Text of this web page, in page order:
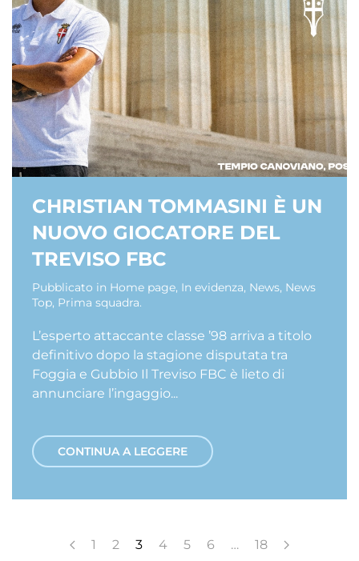
CHRISTIAN TOMMASINI È UN
NUOVO GIOCATORE DEL
TREVISO FBC
Pubblicato in Home page, In evidenza, News, News
Top, Prima squadra.
L’esperto attaccante classe ’98 arriva a titolo
definitivo dopo la stagione disputata tra
Foggia e Gubbio Il Treviso FBC è lieto di
annunciare l’ingaggio...
CONTINUA A LEGGERE
1 2 3 4 5 6 … 18